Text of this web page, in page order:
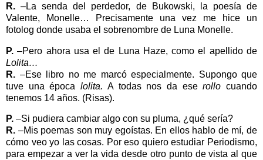
R. –La senda del perdedor, de Bukowski, la poesía de
Valente, Monelle… Precisamente una vez me hice un
fotolog donde usaba el sobrenombre de Luna Monelle.
P. –Pero ahora usa el de Luna Haze, como el apellido de
Lolita…
R. –Ese libro no me marcó especialmente. Supongo que
tuve una épocalolita. A todas nos da eserollo cuando
tenemos 14 años. (Risas).
P. –Si pudiera cambiar algo con su pluma, ¿qué sería?
R. –Mis poemas son muy egoístas. En ellos hablo de mí, de
cómo veoyo las cosas. Por eso quiero estudiar Periodismo,
para empezar a ver la vida desde otro punto de vista al que